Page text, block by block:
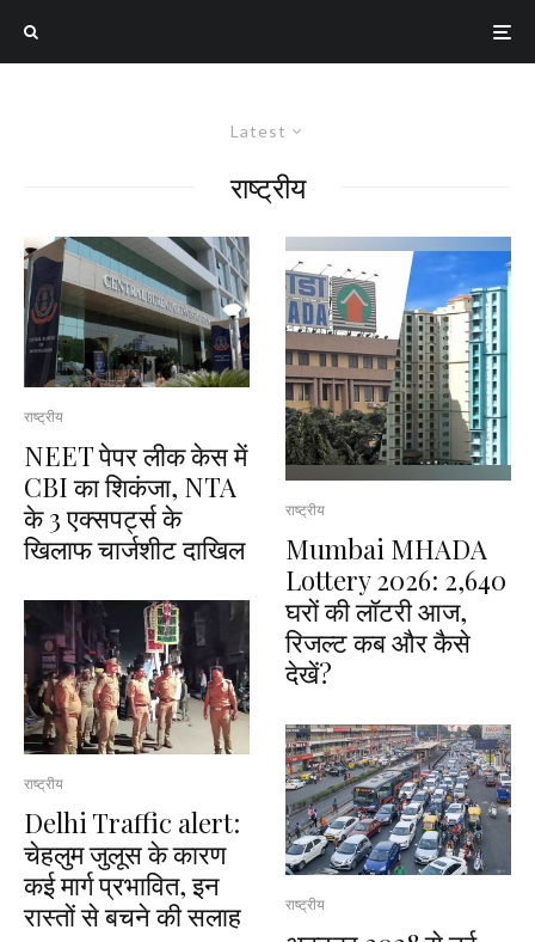
Latest
राष्ट्रीय
राष्ट्रीय
NEET पेपर लीक केस में
CBI का शिकंजा, NTA
के 3 एक्सपर्ट्स के
खिलाफ चार्जशीट दाखिल
राष्ट्रीय
Delhi Traffic alert:
चेहलुम जुलूस के कारण
कई मार्ग प्रभावित, इन
रास्तों से बचने की सलाह
राष्ट्रीय
Mumbai MHADA
Lottery 2026: 2,640
घरों की लॉटरी आज,
रिजल्ट कब और कैसे
देखें?
राष्ट्रीय